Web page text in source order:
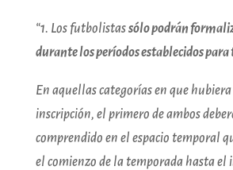
“1. Los futbolistassólo podrán
durante los períodos establecidos
En aquellas categorías en que hubiera
inscripción, el primero de ambos
comprendido en el espacio temporal
el comienzo de la temporada hasta el